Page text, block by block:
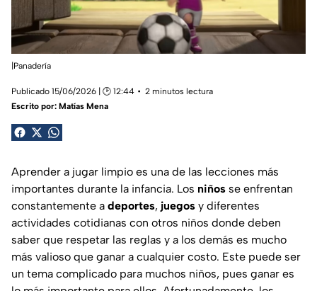
|Panadería
Publicado 15/06/2026 | 🕑 12:44
2 minutos lectura
Escrito por: Matías Mena
Aprender a jugar limpio es una de las lecciones más
importantes durante la infancia. Los niños se enfrentan
constantemente a deportes, juegos y diferentes
actividades cotidianas con otros niños donde deben
saber que respetar las reglas y a los demás es mucho
más valioso que ganar a cualquier costo. Este puede ser
un tema complicado para muchos niños, pues ganar es